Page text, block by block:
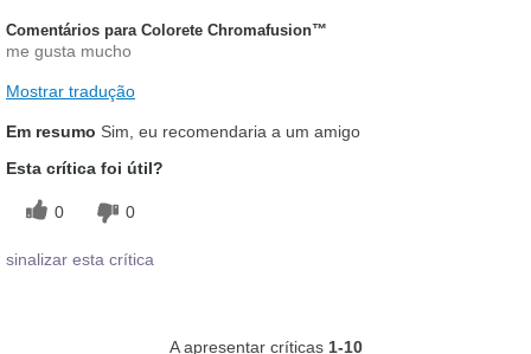
Comentários para Colorete Chromafusion™
me gusta mucho
Mostrar tradução
Em resumo Sim, eu recomendaria a um amigo
Esta crítica foi útil?
0 0
sinalizar esta crítica
A apresentar críticas 1-10